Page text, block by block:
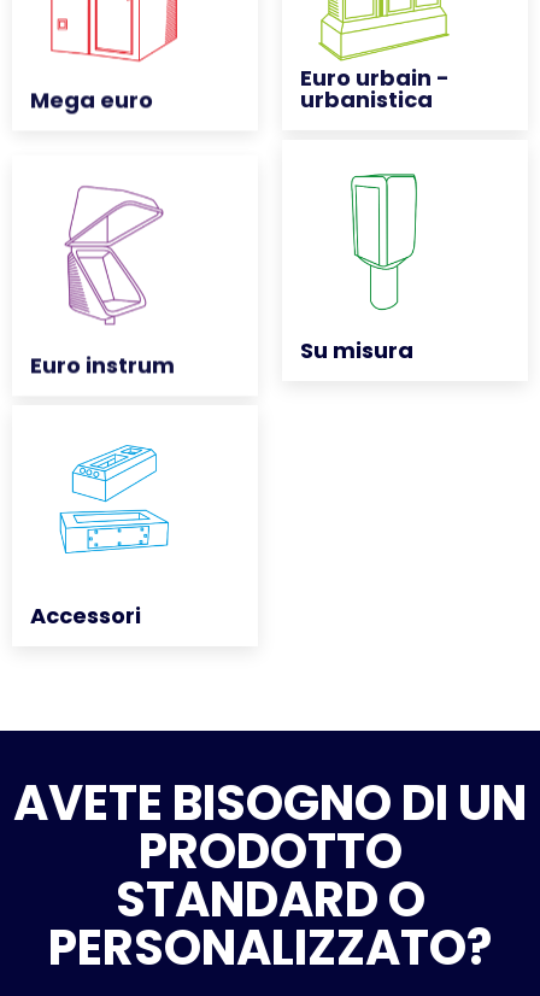
Euro urbain -
urbanistica
Euro urbain -
urbanistica
Euro instrum
Euro instrum Su misura
Su misura
Accessori
Accessori
AVETE BISOGNO DI UN
PRODOTTO
STANDARD O
PERSONALIZZATO?